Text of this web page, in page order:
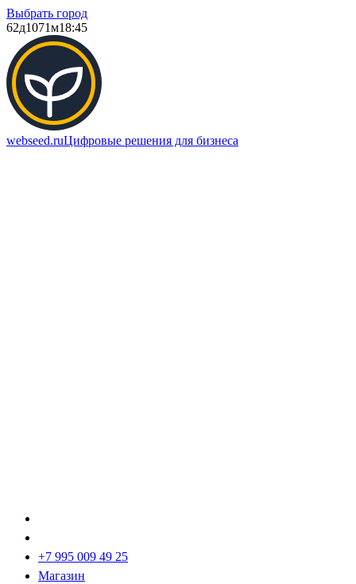
Выбрать город
62д1071м18:45
webseed.ruЦифровые решения для бизнеса
+7 995 009 49 25
Магазин